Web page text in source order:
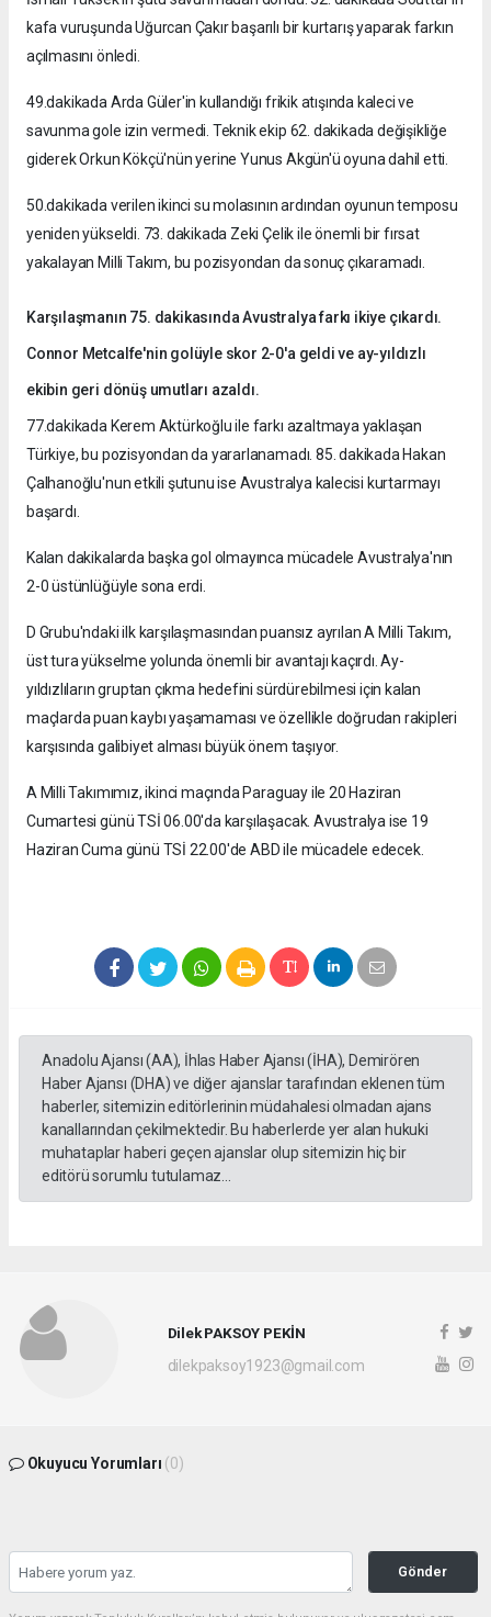
kafa vuruşunda Uğurcan Çakır başarılı bir kurtarış yaparak farkın
açılmasını önledi.
49.dakikada Arda Güler'in kullandığı frikik atışında kaleci ve
savunma gole izin vermedi. Teknik ekip 62. dakikada değişikliğe
giderek Orkun Kökçü'nün yerine Yunus Akgün'ü oyuna dahil etti.
50.dakikada verilen ikinci su molasının ardından oyunun temposu
yeniden yükseldi. 73. dakikada Zeki Çelik ile önemli bir fırsat
yakalayan Milli Takım, bu pozisyondan da sonuç çıkaramadı.
Karşılaşmanın 75. dakikasında Avustralya farkı ikiye çıkardı.
Connor Metcalfe'nin golüyle skor 2-0'a geldi ve ay-yıldızlı
ekibin geri dönüş umutları azaldı.
77.dakikada Kerem Aktürkoğlu ile farkı azaltmaya yaklaşan
Türkiye, bu pozisyondan da yararlanamadı. 85. dakikada Hakan
Çalhanoğlu'nun etkili şutunu ise Avustralya kalecisi kurtarmayı
başardı.
Kalan dakikalarda başka gol olmayınca mücadele Avustralya'nın
2-0 üstünlüğüyle sona erdi.
D Grubu'ndaki ilk karşılaşmasından puansız ayrılan A Milli Takım,
üst tura yükselme yolunda önemli bir avantajı kaçırdı. Ay-
yıldızlıların gruptan çıkma hedefini sürdürebilmesi için kalan
maçlarda puan kaybı yaşamaması ve özellikle doğrudan rakipleri
karşısında galibiyet alması büyük önem taşıyor.
A Milli Takımımız, ikinci maçında Paraguay ile 20 Haziran
Cumartesi günü TSİ 06.00'da karşılaşacak. Avustralya ise 19
Haziran Cuma günü TSİ 22.00'de ABD ile mücadele edecek.
Anadolu Ajansı (AA), İhlas Haber Ajansı (İHA), Demirören
Haber Ajansı (DHA) ve diğer ajanslar tarafından eklenen tüm
haberler, sitemizin editörlerinin müdahalesi olmadan ajans
kanallarından çekilmektedir. Bu haberlerde yer alan hukuki
muhataplar haberi geçen ajanslar olup sitemizin hiç bir
editörü sorumlu tutulamaz...
Dilek PAKSOY PEKİN
dilekpaksoy1923@gmail.com
Okuyucu Yorumları (0)
Gönder